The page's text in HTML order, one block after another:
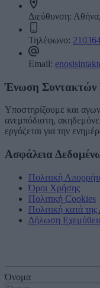
Διεύθυνση:
Τηλέφωνο:
Email:
Ένωση Συντακτών
Υποστηρίζουμε και
ανεμπόδιστη,
εργάζεται για την
Ασφάλεια
Πολιτική
Όροι Χρήσης
Πολιτική Cookies
Πολιτική κατά
Δήλωση
Όνομα